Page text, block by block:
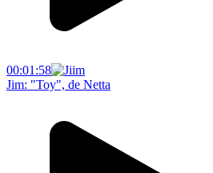
00:01:58
Jim: "Toy", de Netta